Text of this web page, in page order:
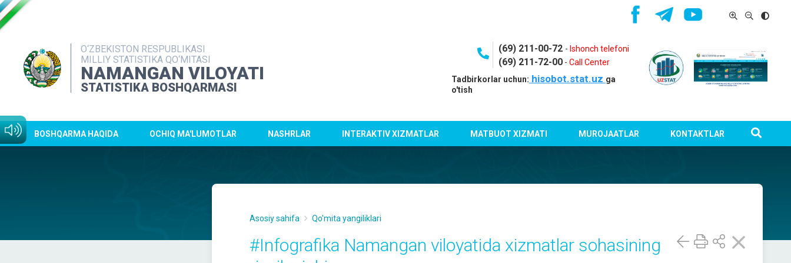
O‘ZBEKISTON RESPUBLIKASI
MILLIY STATISTIKA QO‘MITASI
NAMANGAN VILOYATI
STATISTIKA BOSHQARMASI
(69) 211-00-72 - Ishonch telefoni
(69) 211-72-00- Call Center
Tadbirkorlar uchun: hisobot.stat.uz ga
o'tish
BOSHQARMA HAQIDA OCHIQ MA'LUMOTLAR NASHRLAR INTERAKTIV XIZMATLAR MATBUOT XIZMATI MUROJAATLAR KONTAKTLAR
Asosiy sahifa Qo'mita yangiliklari
#Infografika Namangan viloyatida xizmatlar sohasining